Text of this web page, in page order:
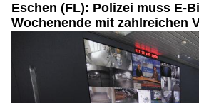
Eschen (FL): Polizei muss E-
Wochenende mit zahlreichen